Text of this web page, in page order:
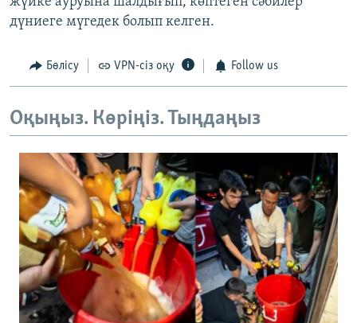
дүниеге мүгедек болып келген.
Бөлісу VPN-сіз оқу Follow us
Оқыңыз. Көріңіз. Тыңдаңыз